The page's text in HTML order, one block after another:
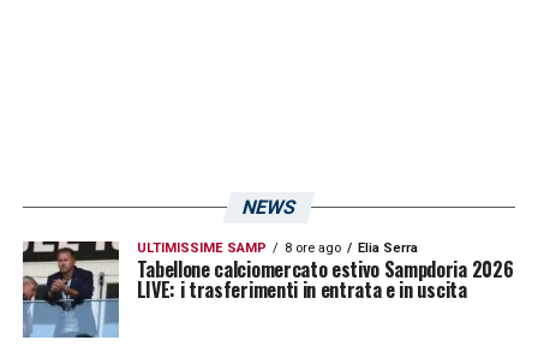
NEWS
ULTIMISSIME SAMP 8 ore ago Elia Serra
Tabellone calciomercato estivo Sampdoria 2026
LIVE: i trasferimenti in entrata e in uscita